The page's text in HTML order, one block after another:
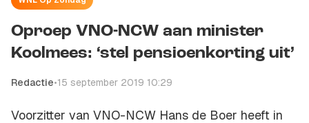
Oproep VNO-NCW aan minister
Koolmees: ‘stel pensioenkorting uit’
Redactie•15 september 2019 10:29
Voorzitter van VNO-NCW Hans de Boer heeft in